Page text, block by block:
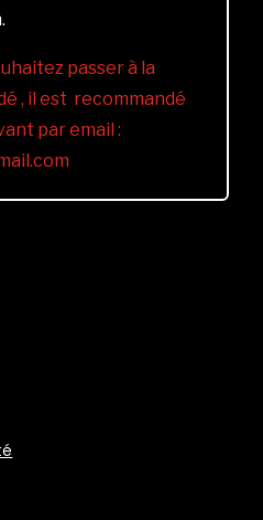
passer à la
, il est recommandé
par email :